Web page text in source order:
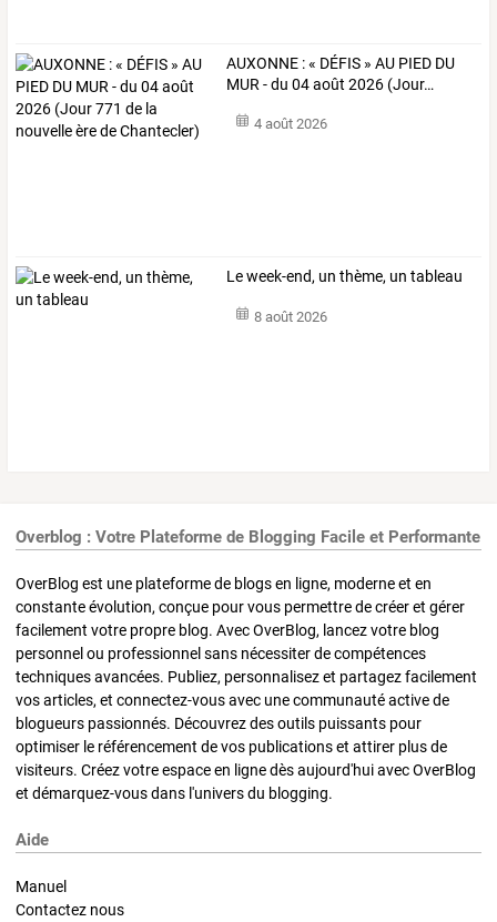
AUXONNE :« DÉFIS » AU PIED DU
MUR -du 04août 2026 (Jour…
4 août 2026
Le week-end, un thème, un tableau
8 août 2026
Overblog : Votre Plateforme de Blogging Facile et Performante
OverBlog est une plateforme de blogs en ligne, moderne et en
constante évolution, conçue pour vous permettre de créer et gérer
facilement votre propre blog. Avec OverBlog, lancez votre blog
personnel ou professionnel sans nécessiter de compétences
techniques avancées. Publiez, personnalisez et partagez facilement
vos articles, et connectez-vous avec une communauté active de
blogueurs passionnés. Découvrez des outils puissants pour
optimiser le référencement de vos publications et attirer plus de
visiteurs. Créez votre espace en ligne dès aujourd'hui avec OverBlog
et démarquez-vous dans l'univers du blogging.
Aide
Manuel
Contactez nous